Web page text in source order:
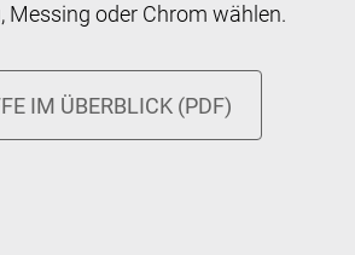
Messing oder Chrom wählen.